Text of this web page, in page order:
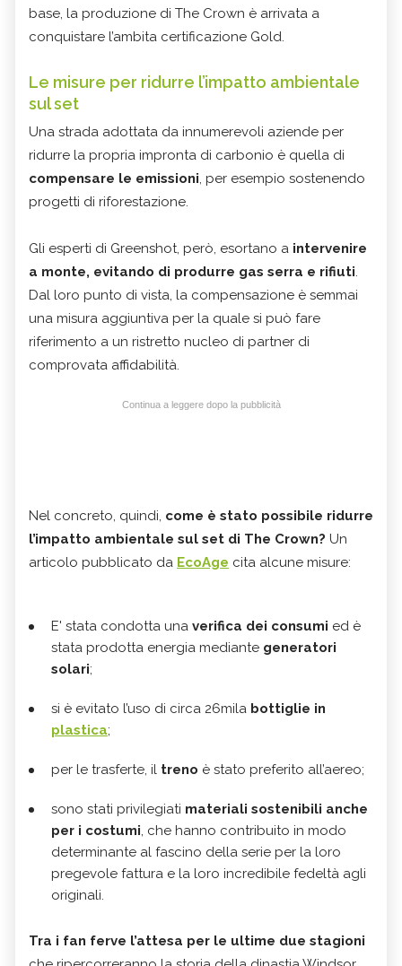
base, la produzione di The Crown è arrivata a
conquistare l’ambita certificazione Gold.
Le misure per ridurre l’impatto ambientale
sul set
Una strada adottata da innumerevoli aziende per
ridurre la propria impronta di carbonio è quella di
compensare le emissioni, per esempio sostenendo
progetti di riforestazione.
Gli esperti di Greenshot, però, esortano a intervenire
a monte, evitando di produrre gas serra e rifiuti.
Dal loro punto di vista, la compensazione è semmai
una misura aggiuntiva per la quale si può fare
riferimento a un ristretto nucleo di partner di
comprovata affidabilità.
Continua a leggere dopo la pubblicità
Nel concreto, quindi, come è stato possibile ridurre
l’impatto ambientale sul set di The Crown? Un
articolo pubblicato da EcoAge cita alcune misure:
E' stata condotta una verifica dei consumi ed è
stata prodotta energia mediante generatori
solari;
si è evitato l’uso di circa 26mila bottiglie in
plastica;
per le trasferte, il treno è stato preferito all’aereo;
sono stati privilegiati materiali sostenibili anche
per i costumi, che hanno contribuito in modo
determinante al fascino della serie per la loro
pregevole fattura e la loro incredibile fedeltà agli
originali.
Tra i fan ferve l’attesa per le ultime due stagioni